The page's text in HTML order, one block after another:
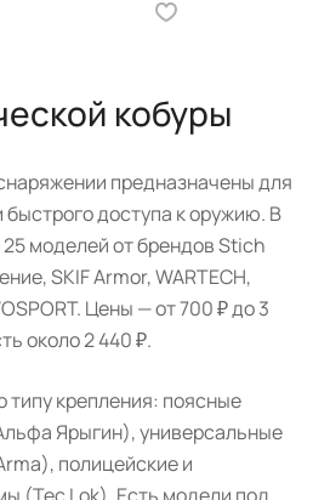
кобуры
предназначены для
доступа к оружию. В
моделей от брендов Stich
SKIF Armor, WARTECH,
Цены — от 700 ₽ до 3
около 2 440 ₽.
типу крепления: поясные
Ярыгин), универсальные
полицейские и